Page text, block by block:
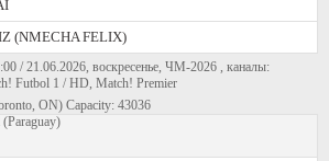
(NMECHA FELIX)
/ 21.06.2026, воскресенье, ЧМ-2026 , каналы:
Futbol 1 / HD, Match! Premier
ON) Capacity: 43036
(Paraguay)